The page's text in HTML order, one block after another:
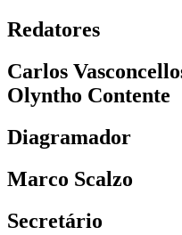
Redatores
Carlos
Olyntho Contente
Diagramador
Marco Scalzo
Secretário